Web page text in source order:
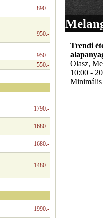
890.-
950.-
950.-
550.-
1790.-
1680.-
1680.-
1480.-
1990.-